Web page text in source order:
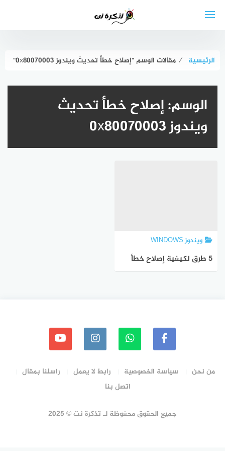
الرئيسية ⁄ مقالات الوسم "إصلاح خطأ تحديث ويندوز 0x80070003"
الوسم:إصلاح خطأ تحديث
ويندوز 0x80070003
ويندوز WINDOWS
5 طرق لكيفية إصلاح خطأ
من نحن سياسة الخصوصية رابط لا يعمل
راسلنا بمقال
اتصل بنا
جميع الحقوق محفوظة لـ تذكرة نت © 2025